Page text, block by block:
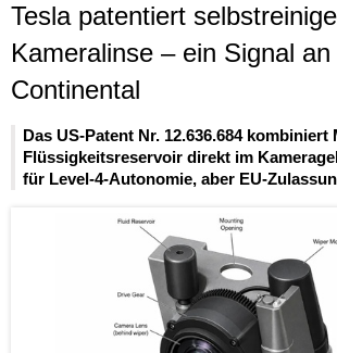
Tesla patentiert
Kameralinse – ein Signal
Continental
Das US-Patent Nr. 12.636.684
Flüssigkeitsreservoir direkt im
für Level-4-Autonomie, aber EU-